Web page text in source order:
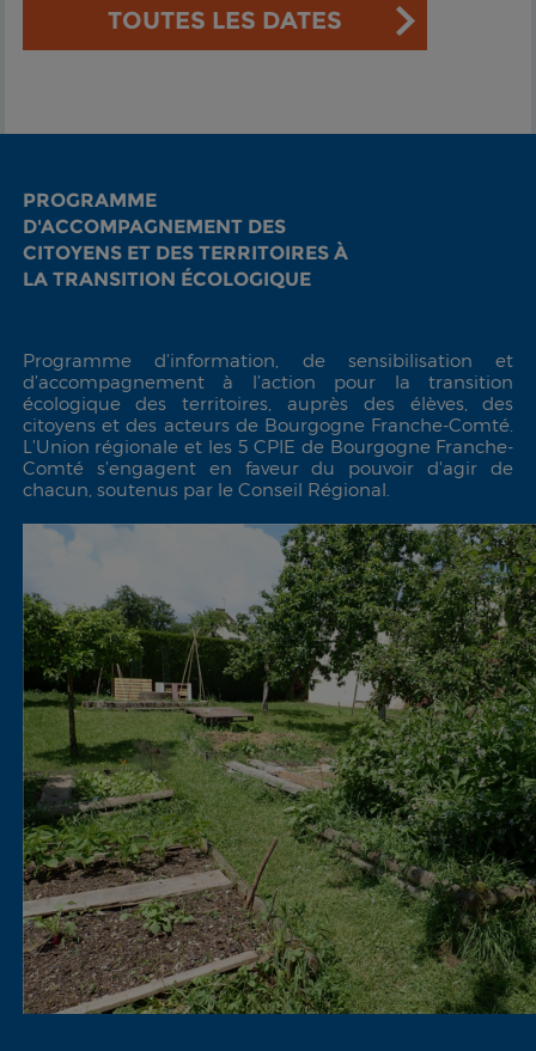
TOUTES LES DATES
PROGRAMME
D'ACCOMPAGNEMENT DES
CITOYENS ET DES TERRITOIRES À
LA TRANSITION ÉCOLOGIQUE
Programme d’information, de sensibilisation et
d’accompagnement à l’action pour la transition
écologique des territoires, auprès des élèves, des
citoyens et des acteurs de Bourgogne Franche-Comté.
L’Union régionale et les 5 CPIE de Bourgogne Franche-
Comté s’engagent en faveur du pouvoir d'agir de
chacun, soutenus par le Conseil Régional.